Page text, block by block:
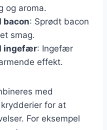
og aroma.
bacon: Sprødt bacon
smag.
ingefær: Ingefær
effekt.
med
for at
For eksempel